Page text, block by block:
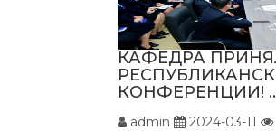
КАФЕДРА
КОНФЕРЕНЦИИ!
admin
2024-03-11